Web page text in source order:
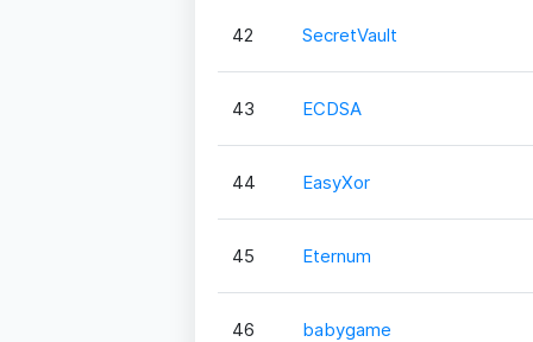
42 SecretVault
43 ECDSA
44 EasyXor
45 Eternum
46 babygame